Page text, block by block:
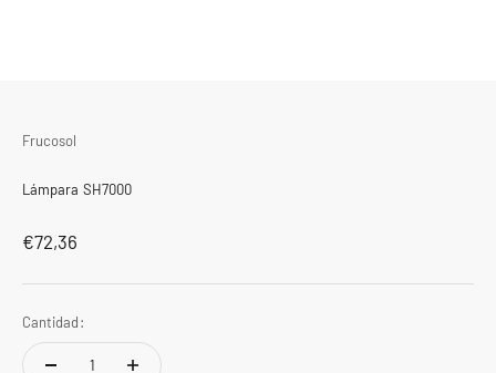
Frucosol
Lámpara SH7000
Precio de oferta
€72,36
Cantidad: